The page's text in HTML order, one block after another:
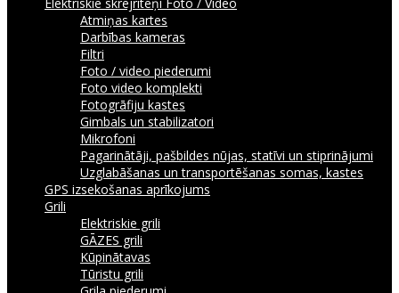
Atmiņas kartes
Darbības kameras
Filtri
Foto / video piederumi
Foto video komplekti
Fotogrāfiju kastes
Gimbals un stabilizatori
Mikrofoni
Pagarinātāji, pašbildes nūjas, statīvi un stiprinājumi
Uzglabāšanas un transportēšanas somas, kastes
GPS izsekošanas aprīkojums
Grili
Elektriskie grili
GĀZES grili
Kūpinātavas
Tūristu grili